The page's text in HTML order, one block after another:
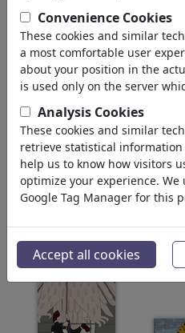
Singularität
Through the Lens of X Neue
Convenience Cookies
These cookies and similar
a most comfortable user
about your position in the
is used only on the server
Analysis Cookies
These cookies and similar
retrieve statistical
help us to know how visitors
optimize your experience. We
Google Tag Manager for this
Accept all cookies